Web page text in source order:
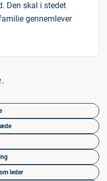
Den skal i stedet
gennemlever
leder